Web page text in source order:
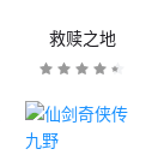
救赎之地